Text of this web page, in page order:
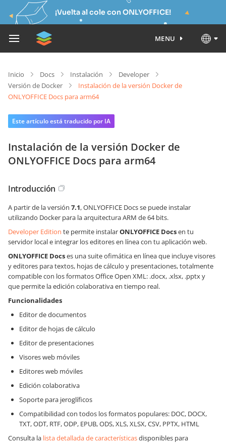
¡Vuelta al cole con ONLYOFFICE!
MENU
Inicio Docs Instalación
Developer
Versión de Docker
Instalación de la versión Docker de
ONLYOFFICE Docs para arm64
Este artículo está traducido por IA
Instalación de la versión Docker de
ONLYOFFICE Docs para arm64
Introducción
A partir de la versión 7.1, ONLYOFFICE Docs se puede instalar
utilizando Docker para la arquitectura ARM de 64 bits.
Developer Edition te permite instalarONLYOFFICE Docsen tu
servidor local e integrar los editores en línea con tu aplicación web.
ONLYOFFICE Docses una suite ofimática en línea que incluye visores
y editores para textos, hojas de cálculo y presentaciones, totalmente
compatible con los formatos Office Open XML: .docx, .xlsx, .pptx y
que permite la edición colaborativa en tiempo real.
Funcionalidades
Editor de documentos
Editor de hojas de cálculo
Editor de presentaciones
Visores web móviles
Editores web móviles
Edición colaborativa
Soporte para jeroglíficos
Compatibilidad con todos los formatos populares: DOC, DOCX,
TXT, ODT, RTF, ODP, EPUB, ODS, XLS, XLSX, CSV, PPTX, HTML
Consulta la lista detallada de característicasdisponibles para